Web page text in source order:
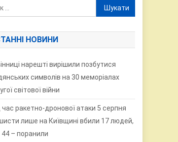
Пошук:
НОВИНИ
нарешті вирішили позбутися
символів на 30 меморіалах
світової війни
час ракетно-дронової атаки 5 серпня
лише на Київщині вбили 17 людей,
– поранили